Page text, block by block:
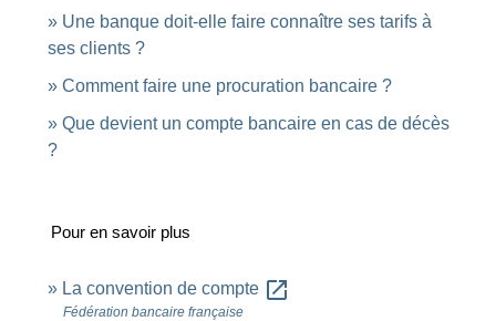
Une banque doit-elle faire connaître ses tarifs à
ses clients ?
Comment faire une procuration bancaire ?
Que devient un compte bancaire en cas de décès
?
Pour en savoir plus
La convention de compte open_in_new
Fédération bancaire française